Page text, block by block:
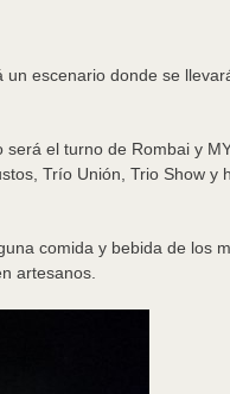
escenario donde se
el turno de Rombai y
Trío Unión, Trio Show
comida y bebida de los
artesanos.